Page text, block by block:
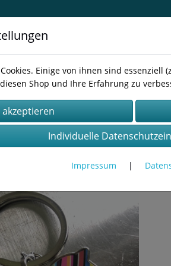
Design
AGB
Einige von ihnen sind essenziell
Shop und Ihre Erfahrung zu
Individuelle
Impressum |